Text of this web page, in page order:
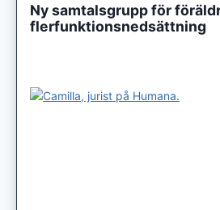
Ny samtalsgrupp för
flerfunktionsnedsättning